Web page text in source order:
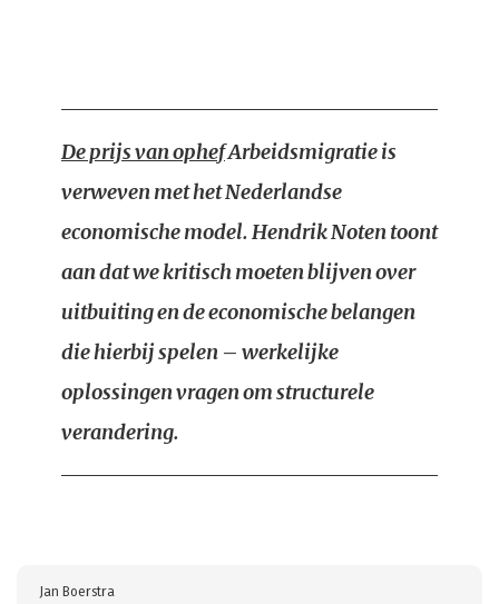
De prijs van ophefArbeidsmigratie is
verweven met het Nederlandse
economische model. Hendrik Noten toont
aan dat we kritisch moeten blijven over
uitbuiting en de economische belangen
die hierbij spelen – werkelijke
oplossingen vragen om structurele
verandering.
Jan Boerstra